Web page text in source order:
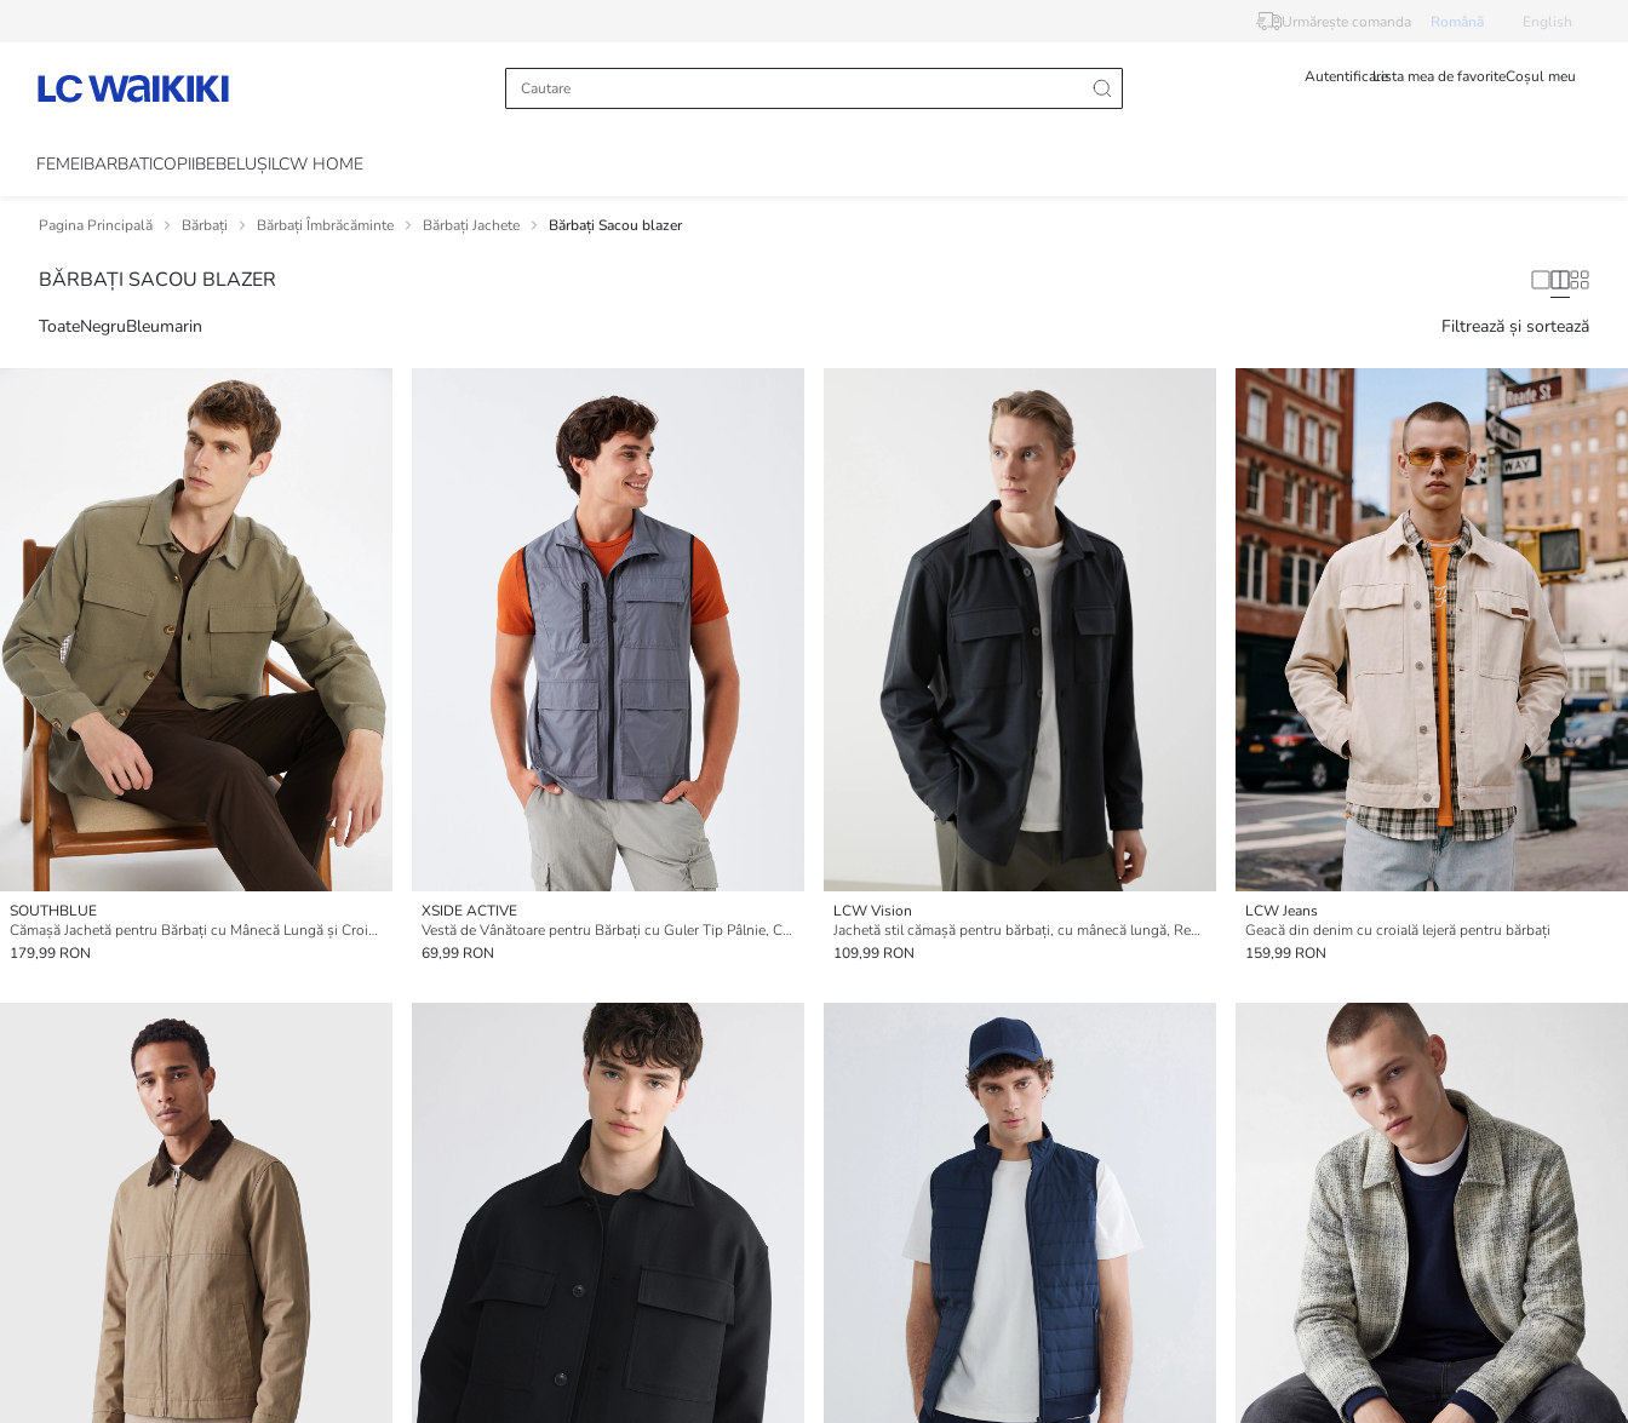
Urmărește comanda Românã English
AutentificareLista mea de favoriteCoșul meu
FEMEIBARBATICOPIIBEBELUȘILCW HOME
Pagina Principală Bărbați Bărbați Îmbrăcăminte Bărbați Jachete Bărbați Sacou blazer
BĂRBAȚI SACOU BLAZER
ToateNegruBleumarin Filtrează și sortează
SOUTHBLUE
Cămașă Jachetă pentru Bărbați cu Mânecă Lungă și Croială Relaxată
179,99 RON
XSIDE ACTIVE
Vestă de Vânătoare pentru Bărbați cu Guler Tip Pâlnie, Croială Standard
69,99 RON
LCW Vision
Jachetă stil cămașă pentru bărbați, cu mânecă lungă, Regular Fit
109,99 RON
LCW Jeans
Geacă din denim cu croială lejeră pentru bărbați
159,99 RON